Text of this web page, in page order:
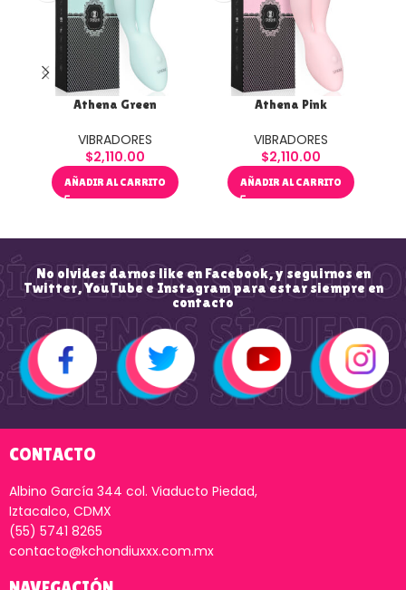
Athena Green
VIBRADORES
$2,110.00
AÑADIR AL CARRITO
Athena Pink
VIBRADORES
$2,110.00
AÑADIR AL CARRITO
No olvides darnos like en Facebook, y seguirnos en
Twitter, YouTube e Instagram para estar siempre en
contacto
CONTACTO
Albino García 344 col. Viaducto Piedad,
Iztacalco, CDMX
(55) 5741 8265
contacto@kchondiuxxx.com.mx